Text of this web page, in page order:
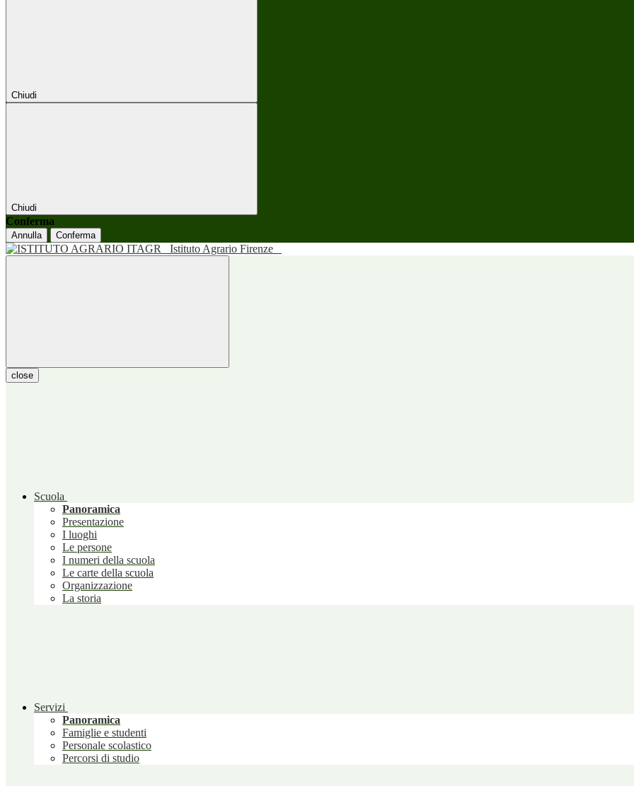
Chiudi
Chiudi
Conferma
Annulla Conferma
Istituto Agrario Firenze
close
Scuola
Panoramica
Presentazione
I luoghi
Le persone
I numeri della scuola
Le carte della scuola
Organizzazione
La storia
Servizi
Panoramica
Famiglie e studenti
Personale scolastico
Percorsi di studio